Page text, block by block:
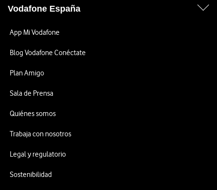
Vodafone España
App Mi Vodafone
Blog Vodafone Conéctate
Plan Amigo
Sala de Prensa
Quiénes somos
Trabaja con nosotros
Legal y regulatorio
Sostenibilidad